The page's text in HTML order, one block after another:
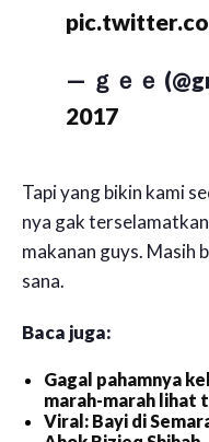
— ｇｅｅ
2017
Tapi yang bikin kami
nya gak
makanan guys. Masih
sana.
Baca juga:
Gagal pahamnya
marah-marah lihat
Viral: Bayi di